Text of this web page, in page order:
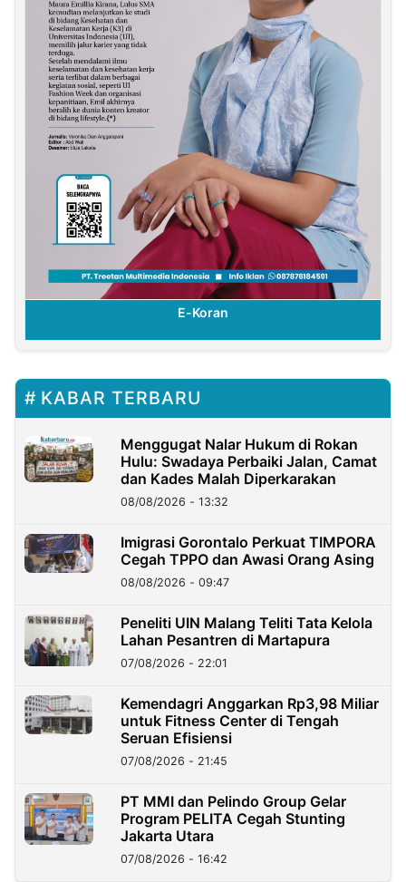
E-Koran
KABAR TERBARU
Menggugat Nalar Hukum di Rokan
Hulu: Swadaya Perbaiki Jalan, Camat
dan Kades Malah Diperkarakan
08/08/2026 - 13:32
Imigrasi Gorontalo Perkuat TIMPORA
Cegah TPPO dan Awasi Orang Asing
08/08/2026 - 09:47
Peneliti UIN Malang Teliti Tata Kelola
Lahan Pesantren di Martapura
07/08/2026 - 22:01
Kemendagri Anggarkan Rp3,98 Miliar
untuk Fitness Center di Tengah
Seruan Efisiensi
07/08/2026 - 21:45
PT MMI dan Pelindo Group Gelar
Program PELITA Cegah Stunting
Jakarta Utara
07/08/2026 - 16:42